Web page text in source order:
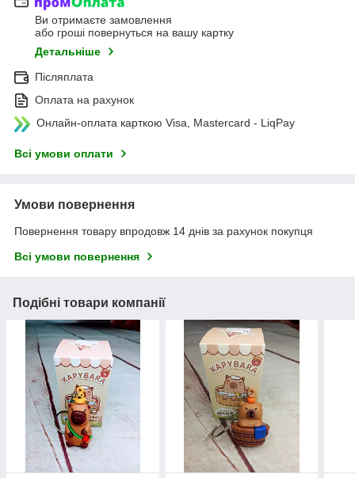
Ви отримаєте замовлення
або гроші повернуться на вашу картку
Детальніше
Післяплата
Оплата на рахунок
Онлайн-оплата карткою Visa, Mastercard - LiqPay
Всі умови оплати
Умови повернення
Повернення товару впродовж 14 днів за рахунок покупця
Всі умови повернення
Подібні товари компанії